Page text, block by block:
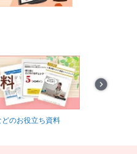
のお役立ち資料